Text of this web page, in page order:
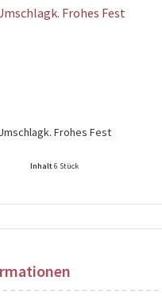
Frohes Fest
Inhalt6 Stück
nach Login sichtbar!